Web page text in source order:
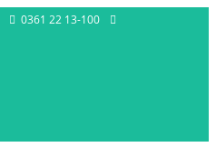
0361 22 13-100